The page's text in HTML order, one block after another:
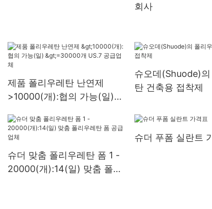
회사
제품 폴리우레탄 난연제
>10000(개):협의 가능(일)
슈오데(Shuode)의
탄 건축용 접착제
슈더 맞춤 폴리우레탄 폼 1 -
20000(개):14(일) 맞춤 폴리
슈더 푸폼 실란트